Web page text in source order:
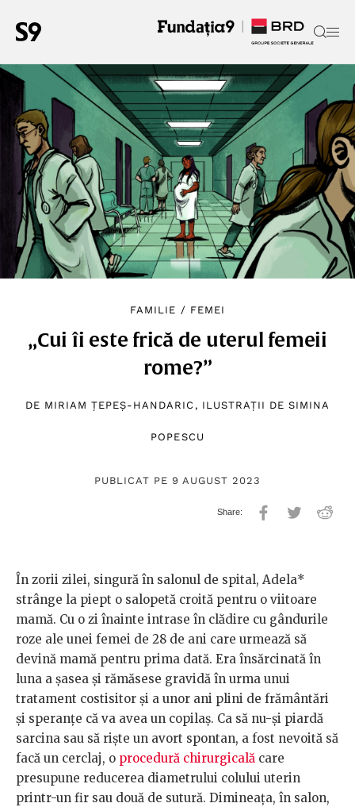
FAMILIE / FEMEI
„Cui îi este frică de uterul femeii
rome?”
DE MIRIAM ȚEPEȘ-HANDARIC , ILUSTRAȚII DESIMINA
POPESCU
PUBLICAT PE 9 AUGUST 2023
În zorii zilei, singură în salonul de spital, Adela*
strânge la piept o salopetă croită pentru o viitoare
mamă. Cu o zi înainte intrase în clădire cu gândurile
roze ale unei femei de 28 de ani care urmează să
devină mamă pentru prima dată. Era însărcinată în
luna a șasea și rămăsese gravidă în urma unui
tratament costisitor și a unor ani plini de frământări
și speranțe că va avea un copilaș. Ca să nu-și piardă
sarcina sau să riște un avort spontan, a fost nevoită să
facă un cerclaj, o procedură chirurgicală care
presupune reducerea diametrului colului uterin
printr-un fir sau două de sutură. Dimineața, în salon,